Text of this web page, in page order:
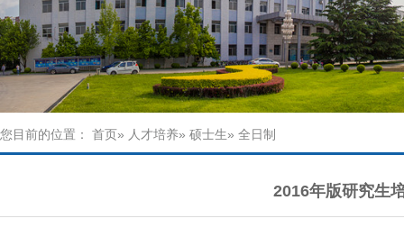
您目前的位置： 首页» 人才培养» 硕士生» 全日制
2016年版研究生